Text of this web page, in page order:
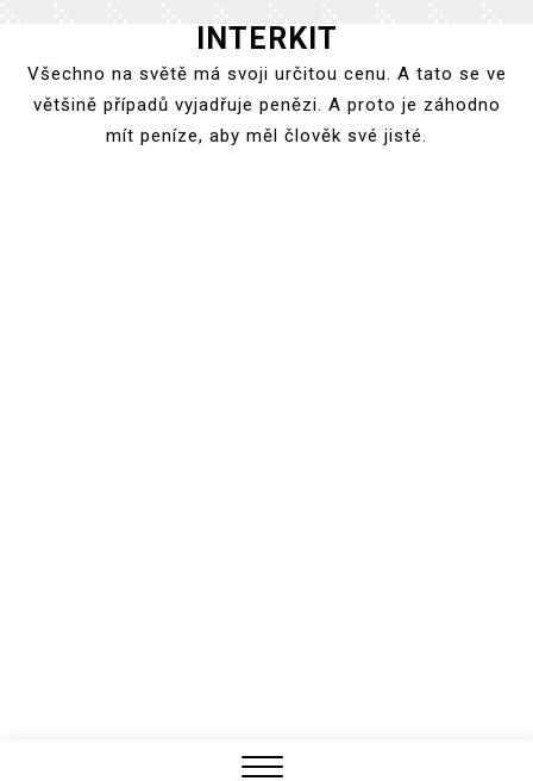
content
INTERKIT
Všechno na světě má svoji určitou cenu. A tato se ve
většině případů vyjadřuje penězi. A proto je záhodno
mít peníze, aby měl člověk své jisté.